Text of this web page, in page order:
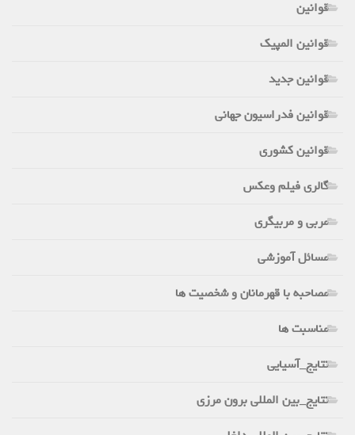
قوانین
قوانین المپیک
قوانین جدید
قوانین فدراسیون جهانی
قوانین کشوری
گالری فیلم وعکس
مربی و مربیگری
مسائل آموزشی
مصاحبه با قهرمانان و شخصیت ها
مناسبت ها
نتایج_آسیایی
نتایج_بین المللی برون مرزی